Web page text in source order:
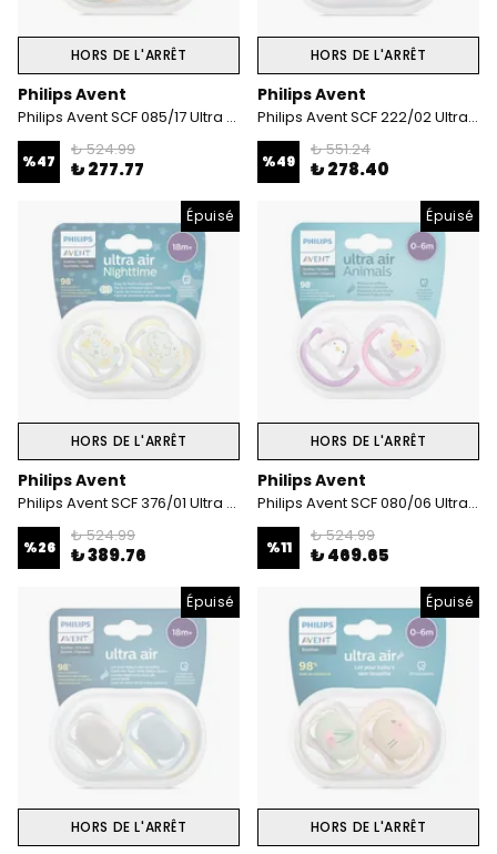
HORS DE L'ARRÊT
Philips Avent
Philips Avent SCF 085/17 Ultra Air Emzik 6-18 ay erkek
%47
₺ 524.99
₺ 277.77
HORS DE L'ARRÊT
Philips Avent
Philips Avent SCF 222/02 Ultra Soft Emzik 0-6 Ay Kız
%49
₺ 551.24
₺ 278.40
Épuisé
HORS DE L'ARRÊT
Philips Avent
Philips Avent SCF 376/01 Ultra Air Gece Emziği 18+ Ay
%26
₺ 524.99
₺ 389.76
Épuisé
HORS DE L'ARRÊT
Philips Avent
Philips Avent SCF 080/06 Ultra Air Emzik 0-6 Ay Kız
%11
₺ 524.99
₺ 469.65
Épuisé
HORS DE L'ARRÊT
Épuisé
HORS DE L'ARRÊT